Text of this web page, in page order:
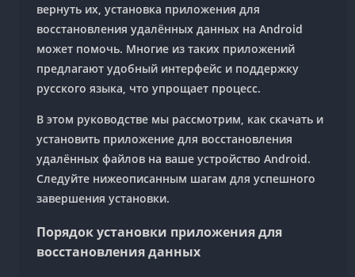
вернуть их, установка приложения для
восстановления удалённых данных на Android
может помочь. Многие из таких приложений
предлагают удобный интерфейс и поддержку
русского языка, что упрощает процесс.
В этом руководстве мы рассмотрим, как скачать и
установить приложение для восстановления
удалённых файлов на ваше устройство Android.
Следуйте нижеописанным шагам для успешного
завершения установки.
Порядок установки приложения для
восстановления данных